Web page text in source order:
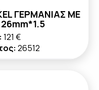
ΓΕΡΜΑΝΙΑΣ ΜΕ
121 €
26512